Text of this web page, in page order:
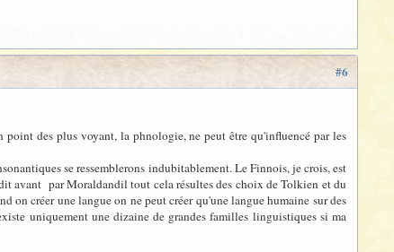
#6
des plus voyant, la phnologie, ne peut être qu'influencé par les
se ressemblerons indubitablement. Le Finnois, je crois, est
avant par Moraldandil tout cela résultes des choix de Tolkien et du
créer une langue on ne peut créer qu'une langue humaine sur des
uniquement une dizaine de grandes familles linguistiques si ma